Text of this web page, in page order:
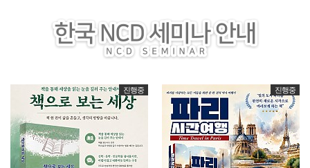
기능적 조직, 살아있는 교회를 위한 …
진행중 진행중